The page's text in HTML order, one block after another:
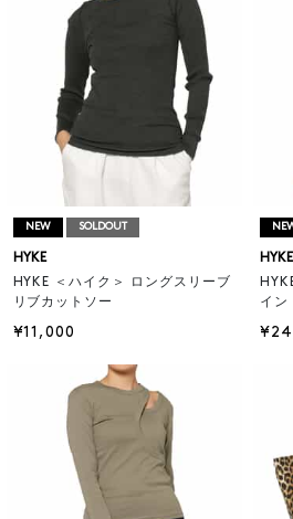
NEW SOLDOUT
HYKE
HYKE ＜ハイク＞ ロングスリーブ
リブカットソー
¥11,000
HYKE
イン